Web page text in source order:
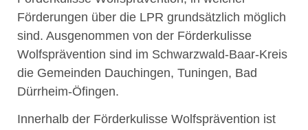
Förderungen über die LPR grundsätzlich möglich
sind. Ausgenommen von der Förderkulisse
Wolfsprävention sind im Schwarzwald-Baar-Kreis
die Gemeinden Dauchingen, Tuningen, Bad
Dürrheim-Öfingen.
Innerhalb der Förderkulisse Wolfsprävention ist